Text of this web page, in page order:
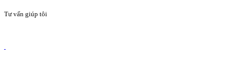
Tư vấn giúp tôi